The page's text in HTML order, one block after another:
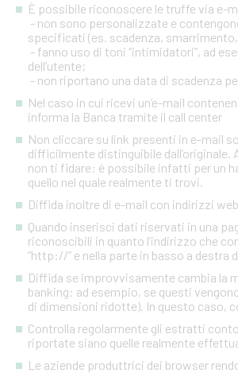
È possibile riconoscere le truffe via e-
- non sono personalizzate e
specificati (es. scadenza,
- fanno uso di toni “intimidatori”, ad
dell’utente;
- non riportano una data di scadenza
Nel caso in cui ricevi un’e-mail
informa la Banca tramite il call center
Non cliccare su link presenti in e-mail
difficilmente distinguibile
non ti fidare: è possibile infatti per un
quello nel quale realmente ti trovi.
Diffida inoltre di e-mail con indirizzi
Quando inserisci dati riservati in una
riconoscibili in quanto l’indirizzo che
“http://” e nella parte in basso a destra
Diffida se improvvisamente cambia la
banking: ad esempio, se questi
di dimensioni ridotte). In questo caso,
Controlla regolarmente gli estratti
riportate siano quelle realmente
Le aziende produttrici dei browser